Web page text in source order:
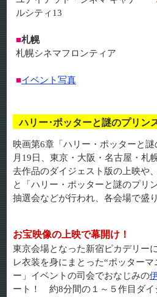
ルシティ13
■札幌
札幌シネマフロンティア
■イベント写真
ハリー･ポッターと謎のプリ
映画第6章「ハリー・ポッターと
月19日、東京・大阪・名古屋・
去作品のダイジェスト版の上映や
と「ハリー・ポッターと謎のプリ
抽選会などが行われ、各会場で盛
お宝映像の上映で幕開け！
東京会場となった新宿ピカデリー
レ衣装を身にまとった“ポッター
ー」イベントの司会でおなじみの
ート！ 約8分間の１～５作目ダイ